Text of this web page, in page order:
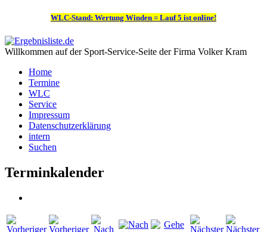
WLC-Stand: Wertung Winden = Lauf 5 ist online!
Willkommen auf der Sport-Service-Seite der Firma Volker Kram
Home
Termine
WLC
Service
Impressum
Datenschutzerklärung
intern
Suchen
Terminkalender